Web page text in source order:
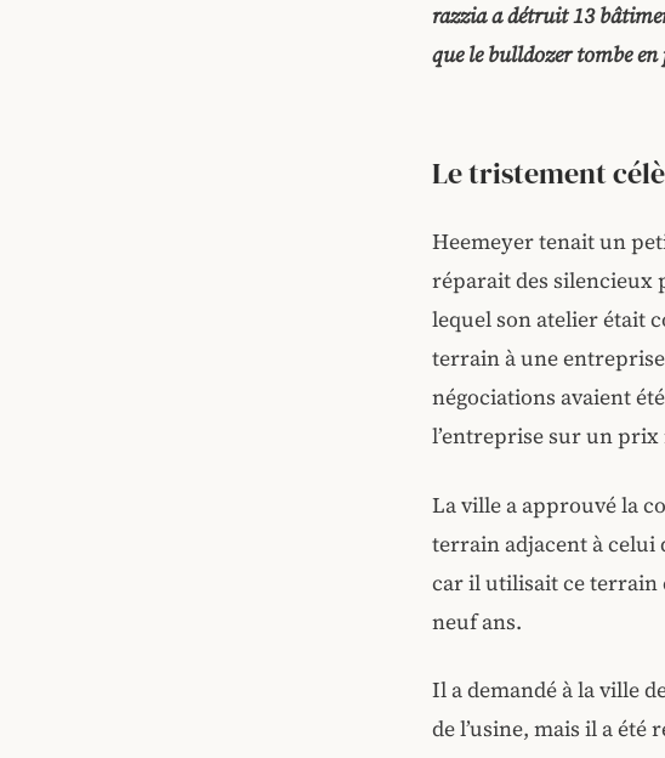
razzia a détruit 13
que le bulldozer tombe en
Le tristement
Heemeyer tenait un
réparait des silencieux
lequel son atelier était
terrain à une
négociations avaient
l’entreprise sur un prix
La ville a approuvé la
terrain adjacent à celui
car il utilisait ce terrain
neuf ans.
Il a demandé à la ville
de l’usine, mais il a été